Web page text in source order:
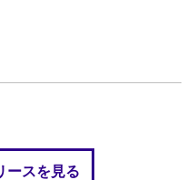
ースを見る